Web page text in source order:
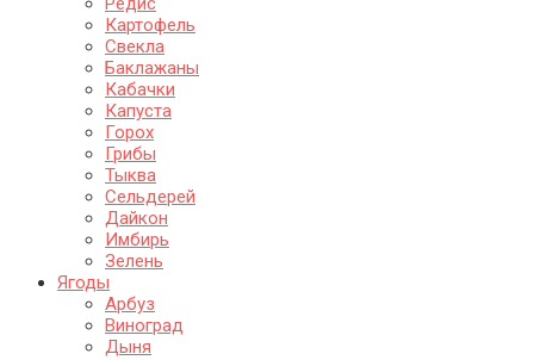
Картофель
Свекла
Баклажаны
Кабачки
Капуста
Горох
Грибы
Тыква
Сельдерей
Дайкон
Имбирь
Зелень
Ягоды
Арбуз
Виноград
Дыня